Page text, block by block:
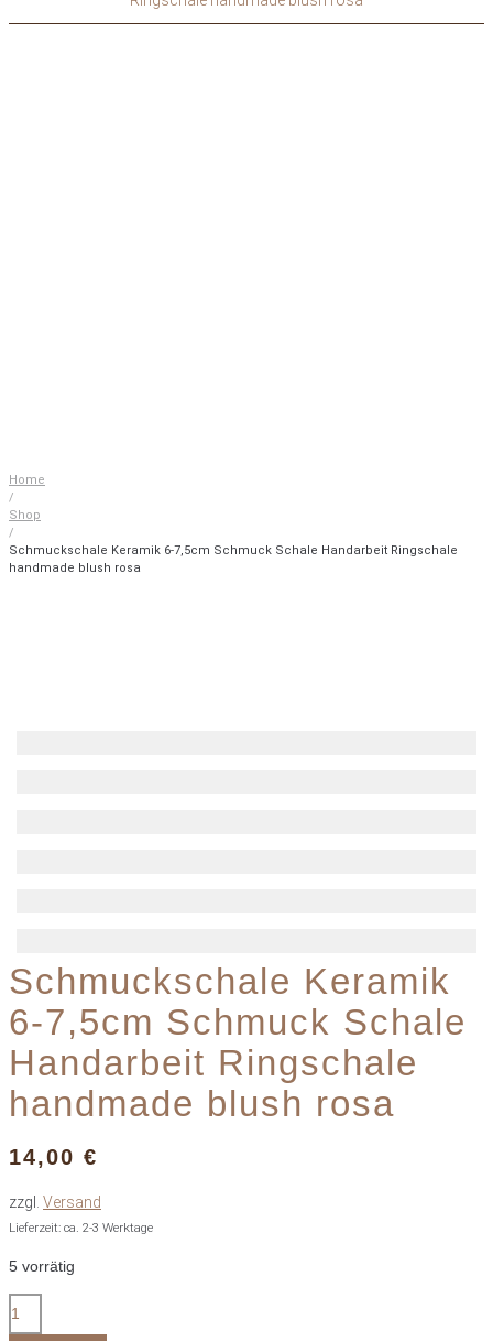
Home
/
Shop
/
Schmuckschale Keramik 6-7,5cm Schmuck Schale Handarbeit Ringschale
handmade blush rosa
Schmuckschale Keramik
6-7,5cm Schmuck Schale
Handarbeit Ringschale
handmade blush rosa
14,00 €
zzgl. Versand
Lieferzeit: ca. 2-3 Werktage
5 vorrätig
Schmuckschale
Keramik